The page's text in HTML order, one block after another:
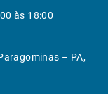
às 18:00
– PA,